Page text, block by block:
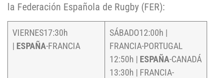
la Federación Española de Rugby (FER):
VIERNES17:30h
| ESPAÑA-FRANCIA
SÁBADO12:00h |
FRANCIA-PORTUGAL
12:50h | ESPAÑA-CANADÁ
13:30h | FRANCIA-